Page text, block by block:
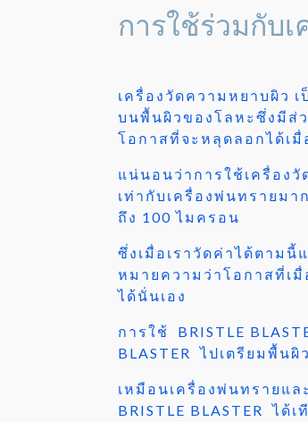
การใช้ร่วมกับ
เครื่องวัดความหยาบผิว
บนพื้นผิวของโลหะซึ่งมีส่ว
โอกาสที่จะหลุดลอกได้เมื่
แน่นอนว่าการใช้เครื่องวั
เท่ากับเครื่องพ่นทรายม
ถึง 100 ไมครอน
ซึ่งเมื่อเราวัดค่าได้ตามนี้
หมายความว่าโอกาสที่เ
ได้นั่นเอง
การใช้ BRISTLE
BLASTER ไปเตรียมพื้
เหมือนเครื่องพ่นทรายแล
BRISTLE BLASTER ได้